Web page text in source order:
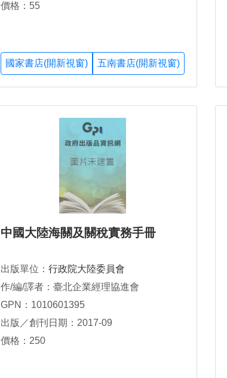
價格：55
國家書店(開新視窗) 五南書店(開新視窗)
中國大陸海關及關稅實務手冊
出版單位： 行政院大陸委員會
作/編/譯者：臺北企業經理協進會
GPN：1010601395
出版／創刊日期：2017-09
價格：250